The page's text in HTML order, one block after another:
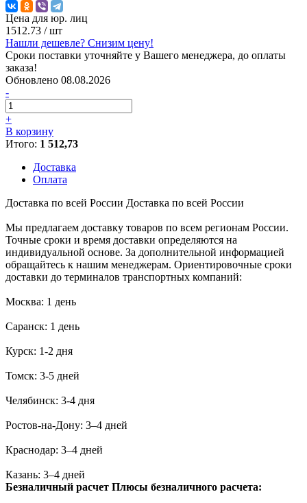
Цена для юр. лиц
1512.73 / шт
Нашли дешевле? Снизим цену!
Сроки поставки уточняйте у Вашего менеджера, до оплаты
заказа!
Обновлено 08.08.2026
-
+
В корзину
Итого: 1 512,73
Доставка
Оплата
Доставка по всей России Доставка по всей России
Мы предлагаем доставку товаров по всем регионам России.
Точные сроки и время доставки определяются на
индивидуальной основе. За дополнительной информацией
обращайтесь к нашим менеджерам. Ориентировочные сроки
доставки до терминалов транспортных компаний:
Москва: 1 день
Саранск: 1 день
Курск: 1-2 дня
Томск: 3-5 дней
Челябинск: 3-4 дня
Ростов-на-Дону: 3–4 дней
Краснодар: 3–4 дней
Казань: 3–4 дней
Безналичный расчет Плюсы безналичного расчета: